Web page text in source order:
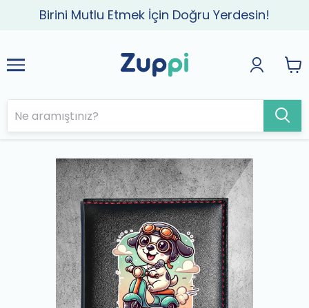
Birini Mutlu Etmek İçin Doğru Yerdesin!